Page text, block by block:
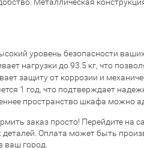
Металлическая
уровень безопасности
нагрузки до 93.5 кг, что
защиту от коррозии и
1 год, что подтверждает
пространство шкафа можно
заказ просто! Перейдите на
Оплата может быть
ваш город.